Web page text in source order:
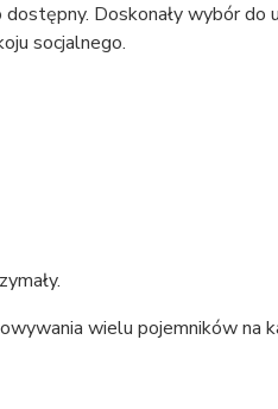
Doskonały wybór
socjalnego.
wielu pojemników na